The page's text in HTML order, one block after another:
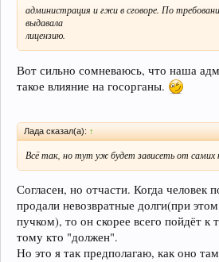
администрация и гжи в сговоре. По
выдавала
лицензию.
Вот сильно сомневаюсь, что наша
такое влияние на госорганы.
Лада сказал(а): ↑
Всё так, но тут уж будет зависеть от самих
Согласен, но отчасти. Когда человек
продали невозвратные долги(при
пучком), то он скорее всего пойдёт к
тому кто "должен".
Но это я так предполагаю, как оно